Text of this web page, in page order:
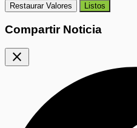
Restaurar Valores Listos
Compartir Noticia
close